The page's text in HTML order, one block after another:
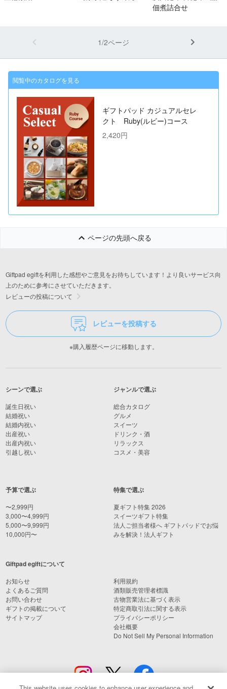
佃煮詰合せ
1/2ページ
閲覧中のカタログを見る
ギフトパッド カジュアルセレ
クト Ruby(ルビー)コース
2,420円
ページの先頭へ戻る
Giftpad egiftを利用した感想やご意見をお待ちしています！より良いサービス向
上のために参考にさせていただきます。
レビューの投稿について
レビューを投稿する
※購入履歴ページに移動します。
シーンで選ぶ
誕生日祝い
結婚祝い
結婚内祝い
出産祝い
出産内祝い
引越し祝い
予算で選ぶ
〜2,999円
3,000〜4,999円
5,000〜9,999円
10,000円〜
ジャンルで選ぶ
総合カタログ
グルメ
スイーツ
ドリンク・酒
リラックス
コスメ・美容
特集で選ぶ
夏ギフト特集 2026
スイーツギフト特集
法人ご担当者様へ ギフトパッドでお悩
みを解決！法人ギフト
Giftpad egiftについて
お知らせ
よくあるご質問
お問い合わせ
ギフトの掲載について
サイトマップ
利用規約
酒類販売管理者標識
古物営業法に基づく表示
特定商取引法に関する表示
プライバシーポリシー
会社概要
Do Not Sell My Personal Information